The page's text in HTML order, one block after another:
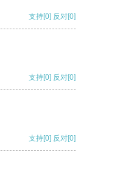
支持[0] 反对[0]
支持[0] 反对[0]
支持[0] 反对[0]